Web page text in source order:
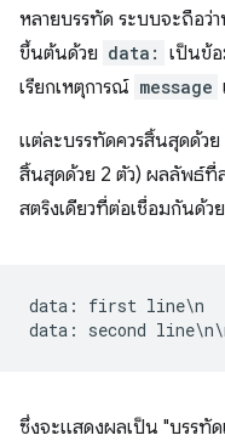
หลายบรรทัด ระบบจะถือ
ขึ้นต้นด้วย data: เป็นข้
เรียกเหตุการณ์ message
แต่ละบรรทัดควรสิ้นสุดด้วย
สิ้นสุดด้วย 2 ตัว) ผลลัพธ์ที่
สตริงเดียวที่ต่อเชื่อมกันด้
data : first line\n
data : second line\n\
ซึ่งจะแสดงผลเป็น "บรรทั